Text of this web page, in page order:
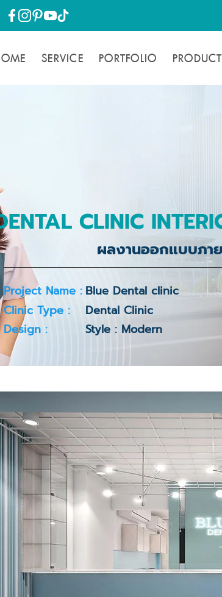
SERVICE PORTFOLIO PRODUCT
CLINIC
ผลงานออกแบบภา
Project Name : Blue Dental clinic
Clinic Type :
Dental Clinic
Design :
Style : Modern